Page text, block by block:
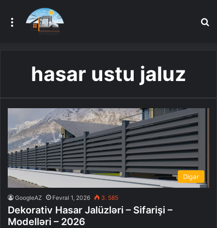
Menu
hasar ustu jaluz
Digər
GoogleAZ Fevral 1, 2026 3. 585
Dekorativ Hasar Jalüzləri – Sifarişi –
Modelləri – 2026